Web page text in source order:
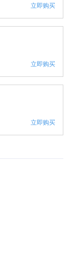
立即购买
立即购买
立即购买